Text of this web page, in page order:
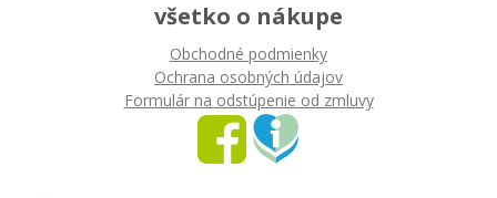
všetko o nákupe
Obchodné podmienky
Ochrana osobných údajov
Formulár na odstúpenie od zmluvy